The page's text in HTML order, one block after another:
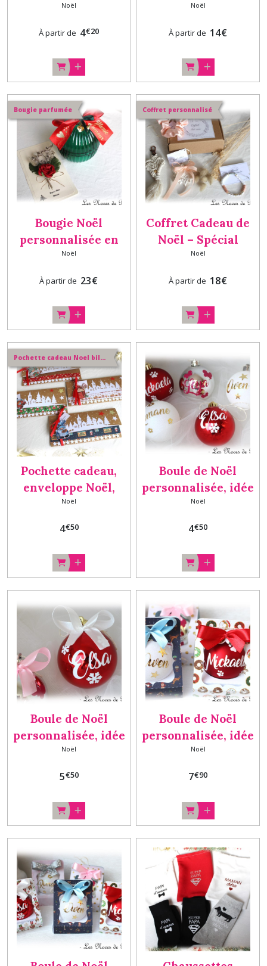
à gratter, bon
cadeau surprise
Noël
À partir de 4€20
Homme, box cadeau
Noël
À partir de 14€
Bougie parfumée
Bougie Noël
personnalisée en
verre , Cadeau de
Noël Femme,
Maman , Mamie et
sa carte
Noël
À partir de 23€
Coffret personnalisé
Coffret Cadeau de
Noël – Spécial
Mamans & Femmes
Douceur, box cadeau
Noël
À partir de 18€
Pochette cadeau Noel billet, chèque fait main
Pochette cadeau,
enveloppe Noël,
porte chèque, billet,
carte cadeau fait
Noël
4€50
Boule de Noël
personnalisée, idée
cadeau enfant Boule
Noël
4€50
Boule de Noël
personnalisée, idée
cadeau enfant Boule
Noël
5€50
Boule de Noël
personnalisée, idée
cadeau enfant Boule
Noël
7€90